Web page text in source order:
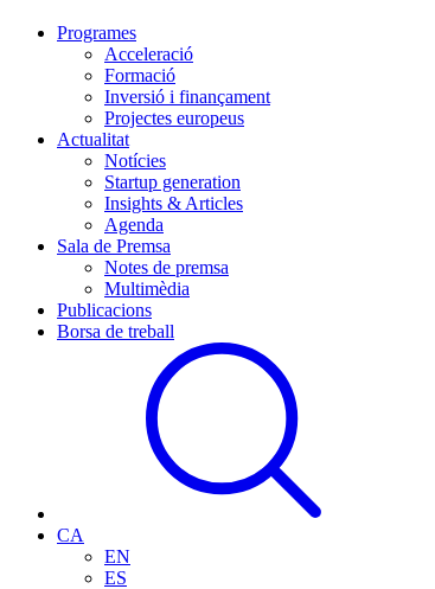
Programes
Acceleració
Formació
Inversió i finançament
Projectes europeus
Actualitat
Notícies
Startup generation
Insights & Articles
Agenda
Sala de Premsa
Notes de premsa
Multimèdia
Publicacions
Borsa de treball
CA
EN
ES